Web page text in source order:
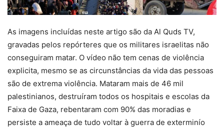
As imagens incluídas neste artigo são da Al Quds TV,
gravadas pelos repórteres que os militares israelitas não
conseguiram matar. O vídeo não tem cenas de violência
explicita, mesmo se as circunstâncias da vida das pessoas
são de extrema violência. Mataram mais de 46 mil
palestinianos, destruíram todos os hospitais e escolas da
Faixa de Gaza, rebentaram com 90% das moradias e
persiste a ameaça de tudo voltar à guerra de exterminío